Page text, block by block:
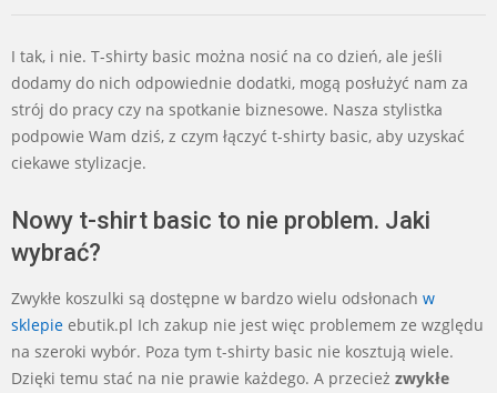
I tak, i nie. T-shirty basic można nosić na co dzień, ale jeśli
dodamy do nich odpowiednie dodatki, mogą posłużyć nam za
strój do pracy czy na spotkanie biznesowe. Nasza stylistka
podpowie Wam dziś, z czym łączyć t-shirty basic, aby uzyskać
ciekawe stylizacje.
Nowy t-shirt basic to nie problem. Jaki
wybrać?
Zwykłe koszulki są dostępne w bardzo wielu odsłonach w
sklepie ebutik.pl Ich zakup nie jest więc problemem ze względu
na szeroki wybór. Poza tym t-shirty basic nie kosztują wiele.
Dzięki temu stać na nie prawie każdego. A przecież zwykłe